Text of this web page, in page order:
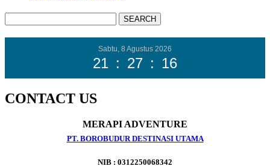
Sabtu, 8 Agustus 2026
21 : 27 : 18
CONTACT US
MERAPI ADVENTURE
PT. BOROBUDUR DESTINASI UTAMA
NIB : 0312250068342